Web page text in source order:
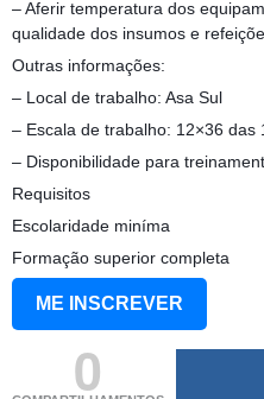
– Aferir temperatura dos
qualidade dos insumos e
Outras informações:
– Local de trabalho: Asa Sul
– Escala de trabalho: 12×36 das
– Disponibilidade para
Requisitos
Escolaridade miníma
Formação superior completa
ME INSCREVER
0